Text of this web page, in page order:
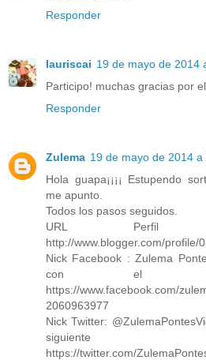
Responder
lauriscai 19 de mayo de 2014
Participo! muchas gracias por
Responder
Zulema 19 de mayo de 2014 a
Hola guapa¡¡¡¡ Estupendo
me apunto.
Todos los pasos seguidos.
URL Perfil
http://www.blogger.com/profile/
Nick Facebook : Zulema
con el
https://www.facebook.com/
2060963977
Nick Twitter:
https://twitter.com/